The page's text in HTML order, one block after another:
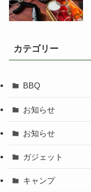
カテゴリー
BBQ
お知らせ
お知らせ
ガジェット
キャンプ